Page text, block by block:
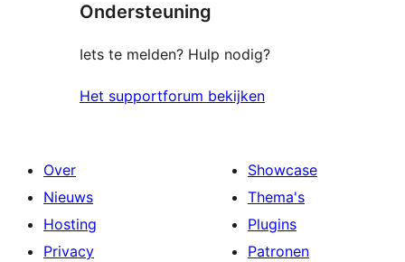
Ondersteuning
Iets te melden? Hulp nodig?
Het supportforum bekijken
Over
Nieuws
Hosting
Privacy
Showcase
Thema's
Plugins
Patronen